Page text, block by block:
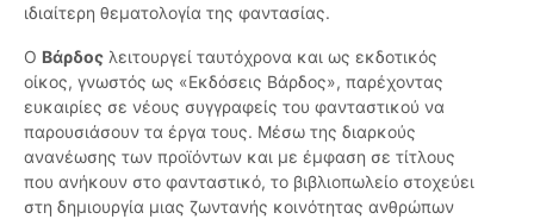
ιδιαίτερη θεματολογία της φαντασίας.
Ο Βάρδος λειτουργεί ταυτόχρονα και ως εκδοτικός
οίκος, γνωστός ως «Εκδόσεις Βάρδος», παρέχοντας
ευκαιρίες σε νέους συγγραφείς του φανταστικού να
παρουσιάσουν τα έργα τους. Μέσω της διαρκούς
ανανέωσης των προϊόντων και με έμφαση σε τίτλους
που ανήκουν στο φανταστικό, το βιβλιοπωλείο στοχεύει
στη δημιουργία μιας ζωντανής κοινότητας ανθρώπων